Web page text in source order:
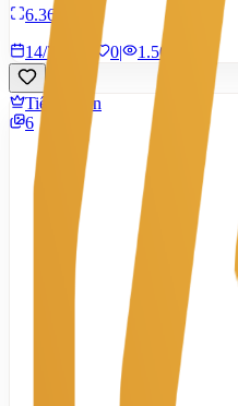
6.365 m²
14/7/2026
0| 1.508
Tiêu chuẩn
6